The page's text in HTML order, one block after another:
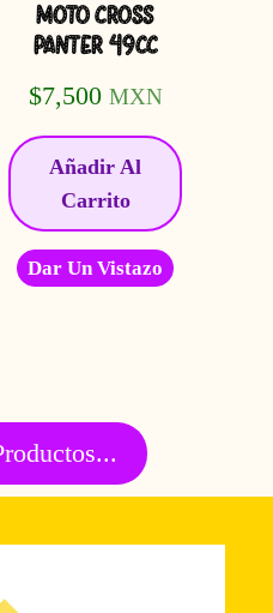
MOTO CROSS
PANTER 49CC
$7,500 MXN
Añadir Al
Carrito
Dar Un Vistazo